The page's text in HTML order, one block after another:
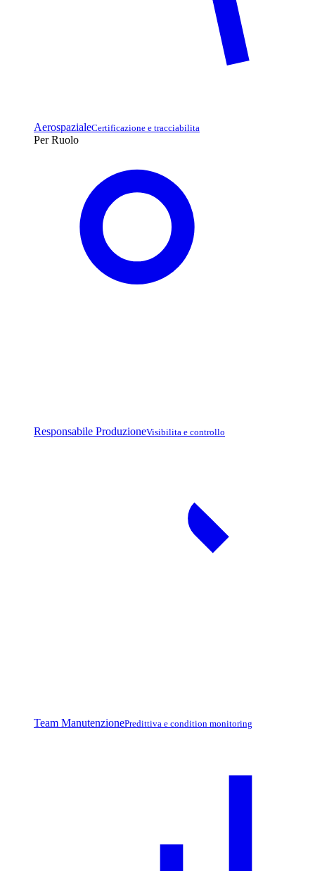
AerospazialeCertificazione e tracciabilita
Per Ruolo
Responsabile ProduzioneVisibilita e controllo
Team ManutenzionePredittiva e condition monitoring